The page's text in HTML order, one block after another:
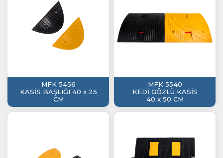
MFK 5456
KASİS BAŞLIĞI 40 x 25
CM
MFK 5540
KEDİ GÖZLÜ KASİS
40 x 50 CM